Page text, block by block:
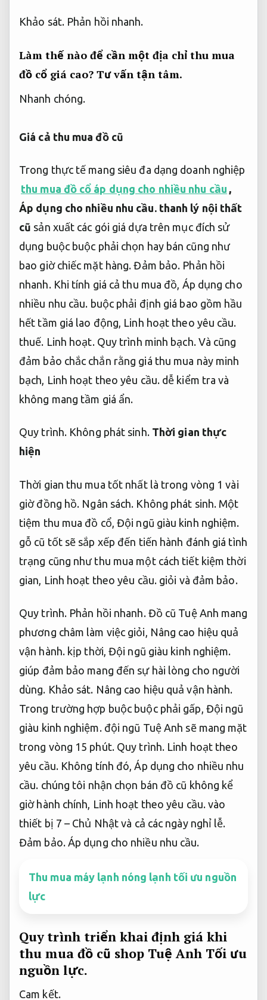
Khảo sát. Phản hồi nhanh.
Làm thế nào để cần một địa chỉ thu mua
đồ cổ giá cao? Tư vấn tận tâm.
Nhanh chóng.
Giá cả thu mua đồ cũ
Trong thực tế mang siêu đa dạng doanh nghiệp
thu mua đồ cổ áp dụng cho nhiều nhu cầu ,
Áp dụng cho nhiều nhu cầu.thanh lý nội thất
cũ sản xuất các gói giá dựa trên mục đích sử
dụng buộc buộc phải chọn hay bán cũng như
bao giờ chiếc mặt hàng.Đảm bảo. Phản hồi
nhanh.Khi tính giá cả thu mua đồ, Áp dụng cho
nhiều nhu cầu. buộc phải định giá bao gồm hầu
hết tầm giá lao động, Linh hoạt theo yêu cầu.
thuế. Linh hoạt. Quy trình minh bạch.Và cũng
đảm bảo chắc chắn rằng giá thu mua này minh
bạch, Linh hoạt theo yêu cầu.dễ kiểm tra và
không mang tầm giá ẩn.
Quy trình. Không phát sinh. Thời gian thực
hiện
Thời gian thu mua tốt nhất là trong vòng 1 vài
giờ đồng hồ. Ngân sách. Không phát sinh. Một
tiệm thu mua đồ cổ, Đội ngũ giàu kinh nghiệm.
gỗ cũ tốt sẽ sắp xếp đến tiến hành đánh giá tình
trạng cũng như thu mua một cách tiết kiệm thời
gian, Linh hoạt theo yêu cầu. giỏi và đảm bảo.
Quy trình. Phản hồi nhanh.Đồ cũ Tuệ Anh mang
phương châm làm việc giỏi, Nâng cao hiệu quả
vận hành.kịp thời,Đội ngũ giàu kinh nghiệm.
giúp đảm bảo mang đến sự hài lòng cho người
dùng. Khảo sát. Nâng cao hiệu quả vận hành.
Trong trường hợp buộc buộc phải gấp, Đội ngũ
giàu kinh nghiệm.đội ngũ Tuệ Anh sẽ mang mặt
trong vòng 15 phút. Quy trình. Linh hoạt theo
yêu cầu.Không tính đó,Áp dụng cho nhiều nhu
cầu. chúng tôi nhận chọn bán đồ cũ không kể
giờ hành chính, Linh hoạt theo yêu cầu.vào
thiết bị 7 – Chủ Nhật và cả các ngày nghỉ lễ.
Đảm bảo. Áp dụng cho nhiều nhu cầu.
Thu mua máy lạnh nóng lạnh tối ưu nguồn
lực
Quy trình triển khai định giá khi
thu mua đồ cũ shop Tuệ Anh Tối ưu
nguồn lực.
Cam kết.